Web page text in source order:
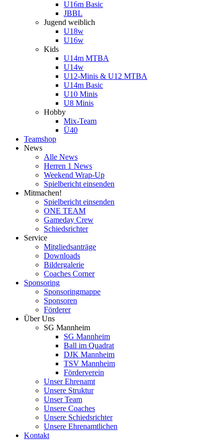
U16m Basic
JBBL
Jugend weiblich
U18w
U16w
Kids
U14m MTBA
U14w
U12-Minis & U12 MTBA
U14m Basic
U10 Minis
U8 Minis
Hobby
Mix-Team
Ü40
Teamshop
News
Alle News
Herren 1 News
Weekend Wrap-Up
Spielbericht einsenden
Mitmachen!
Spielbericht einsenden
ONE TEAM
Gameday Crew
Schiedsrichter
Service
Mitgliedsanträge
Downloads
Bildergalerie
Coaches Corner
Sponsoring
Sponsoringmappe
Sponsoren
Förderer
Über Uns
SG Mannheim
SG Mannheim
Ball im Quadrat
DJK Mannheim
TSV Mannheim
Förderverein
Unser Ehrenamt
Unsere Struktur
Unser Team
Unsere Coaches
Unsere Schiedsrichter
Unsere Ehrenamtlichen
Kontakt